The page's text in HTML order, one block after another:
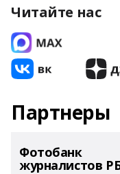
Читайте нас
Партнеры
Фотобанк
журналистов